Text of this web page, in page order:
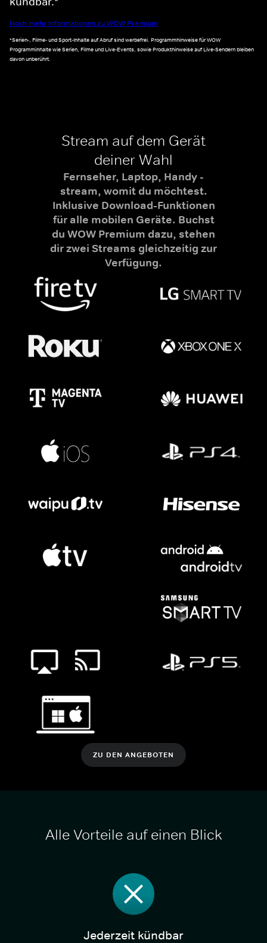
Noch mehr Informationen zu WOW Premium
*Serien-, Filme- und Sport-Inhalte auf Abruf sind werbefrei. Programmhinweise für WOW
Programminhalte wie Serien, Filme und Live-Events, sowie Produkthinweise auf Live-Sendern bleiben
davon unberührt.
Stream auf dem Gerät
deiner Wahl
Fernseher, Laptop, Handy -
stream, womit du möchtest.
Inklusive Download-Funktionen
für alle mobilen Geräte. Buchst
du WOW Premium dazu, stehen
dir zwei Streams gleichzeitig zur
Verfügung.
ZU DEN ANGEBOTEN
Alle Vorteile auf einen Blick
Jederzeit kündbar